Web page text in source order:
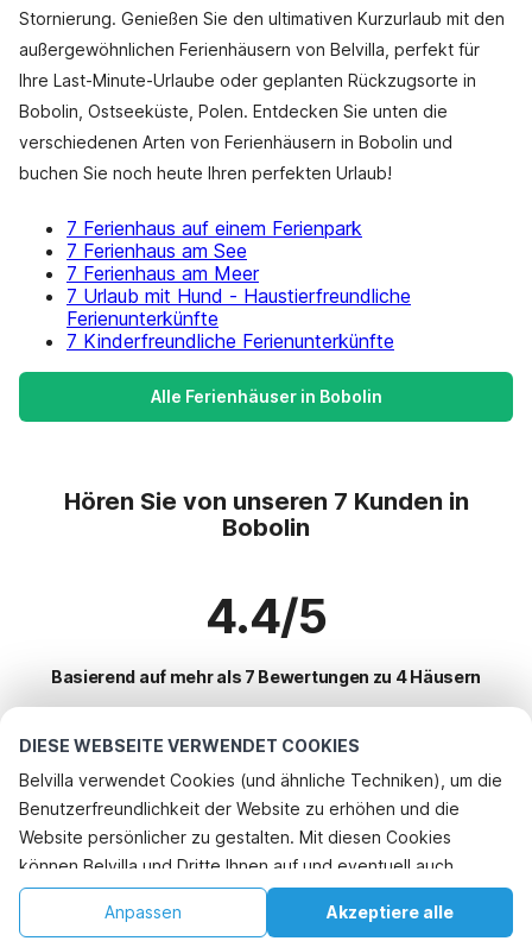
DIESE WEBSEITE VERWENDET COOKIES
Belvilla verwendet Cookies (und ähnliche Techniken), um die
Benutzerfreundlichkeit der Website zu erhöhen und die
Website persönlicher zu gestalten. Mit diesen Cookies
können Belvilla und Dritte Ihnen auf und eventuell auch
außerhalb unserer Website folgen, um Werbung Ihren
Interessen anzupassen und das Teilen von Informationen über
Akzeptiere alle
Anpassen
Stornierung. Genießen Sie den ultimativen Kurzurlaub mit den
außergewöhnlichen Ferienhäusern von Belvilla, perfekt für
Ihre Last-Minute-Urlaube oder geplanten Rückzugsorte in
Bobolin, Ostseeküste, Polen. Entdecken Sie unten die
verschiedenen Arten von Ferienhäusern in Bobolin und
buchen Sie noch heute Ihren perfekten Urlaub!
7 Ferienhaus auf einem Ferienpark
7 Ferienhaus am See
7 Ferienhaus am Meer
7 Urlaub mit Hund - Haustierfreundliche
Ferienunterkünfte
7 Kinderfreundliche Ferienunterkünfte
Alle Ferienhäuser in Bobolin
Hören Sie von unseren 7 Kunden in
Bobolin
4.4/5
Basierend auf mehr als 7 Bewertungen zu 4 Häusern
Beliebteste Reiseziele für Urlaub
Top-Städte mit Top-Annehmlichkeiten für den Urlaub
Ferienhaus auf einem Ferienpark rusinowo
Ferienhaus auf einem Ferienpark kolczewko
Ferienhaus auf einem Ferienpark pobierowo
Beliebte Ausstattungen für Urlaub in Bobolin
Ferienhaus auf einem Ferienpark
Beliebte Städte für den Urlaub in Ostseekuste
Startseite Wunschliste Buchungen Konto